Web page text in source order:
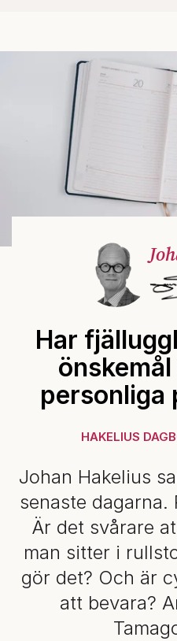
Har
personliga
HAKELIUS
Johan Hakelius
senaste
Är det svårare
man sitter i
gör det? Och är
att bevara?